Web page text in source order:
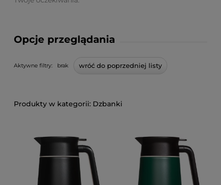
Opcje przeglądania
Aktywne filtry: brak wróć do poprzedniej listy
Dzbanki